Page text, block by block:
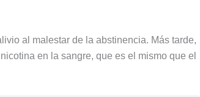
al malestar de la abstinencia. Más tarde,
en la sangre, que es el mismo que el